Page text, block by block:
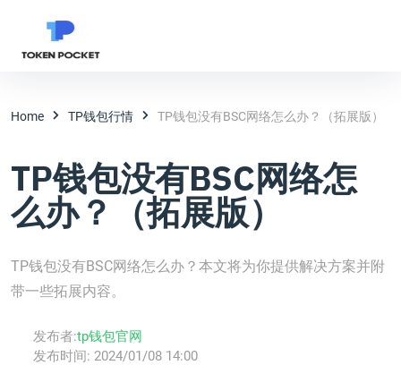
Home TP钱包行情 TP钱包没有BSC网络怎么办？（拓展版）
TP钱包没有BSC网络怎
么办？（拓展版）
TP钱包没有BSC网络怎么办？本文将为你提供解决方案并附
带一些拓展内容。
发布者:tp钱包官网
发布时间: 2024/01/08 14:00